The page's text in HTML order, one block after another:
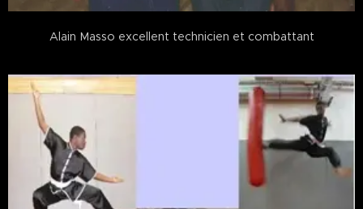
Alain Masso excellent technicien et combattant